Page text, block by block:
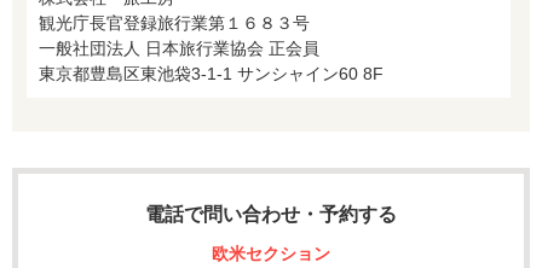
観光庁長官登録旅行業第１６８３号
一般社団法人 日本旅行業協会 正会員
東京都豊島区東池袋3-1-1 サンシャイン60 8F
電話で問い合わせ・予約する
欧米セクション